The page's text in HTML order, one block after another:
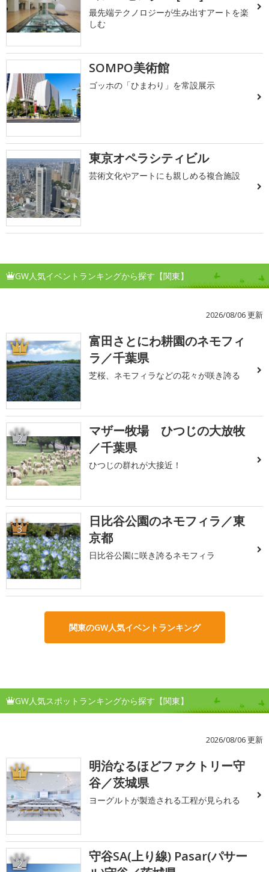
最先端テクノロジーが生み出すアートを楽
しむ
SOMPO美術館
ゴッホの「ひまわり」を常設展示
東京オペラシティビル
芸術文化やアートにも親しめる複合施設
GW人気イベントランキングから探す【関東】
2026/08/06 更新
1
富田さとにわ耕園のネモフィ
ラ／千葉県
芝桜、ネモフィラなどの花々が咲き誇る
2
マザー牧場 ひつじの大放牧
／千葉県
ひつじの群れが大接近！
3
日比谷公園のネモフィラ／東
京都
日比谷公園に咲き誇るネモフィラ
関東のGW人気イベントランキング
GW人気スポットランキングから探す【関東】
2026/08/06 更新
1
明治なるほどファクトリー守
谷／茨城県
ヨーグルトが製造される工程が見られる
2
守谷SA(上り線) Pasar(パサー